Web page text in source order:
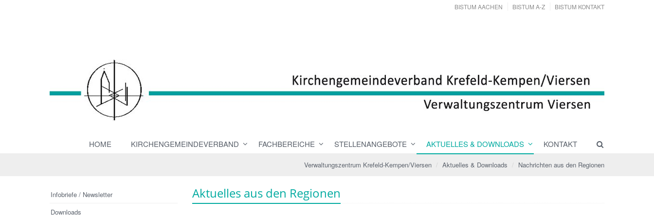
BISTUM AACHEN BISTUM A-Z BISTUM KONTAKT
HOME KIRCHENGEMEINDEVERBAND FACHBEREICHE STELLENANGEBOTE AKTUELLES & DOWNLOADS KONTAKT
Verwaltungszentrum Krefeld-Kempen/Viersen Aktuelles & Downloads Nachrichten aus den Regionen
Aktuelles aus den Regionen
Infobriefe / Newsletter
Downloads